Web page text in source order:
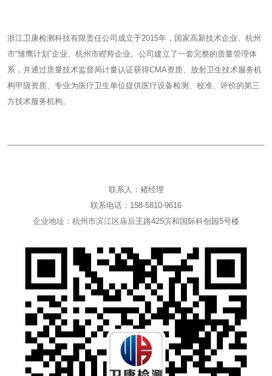
浙江卫康检测科技有限责任公司成立于2015年，国家高新技术企业、杭州
市“雏鹰计划”企业、杭州市瞪羚企业。公司建立了一套完整的质量管理体
系，并通过质量技术监督局计量认证获得CMA资质、放射卫生技术服务机
构甲级资质、专业为医疗卫生单位提供医疗设备检测、校准、评价的第三
方技术服务机构。
联系人：褚经理
联系电话：158-5810-9616
企业地址：杭州市滨江区庙后王路425滨和国际科创园5号楼